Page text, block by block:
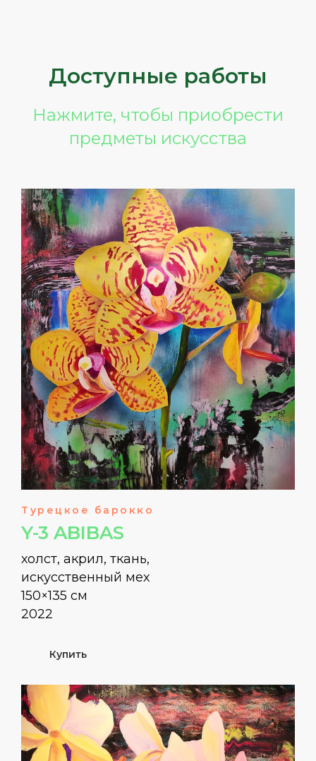
Доступные работы
Нажмите, чтобы приобрести
предметы искусства
Турецкое барокко
Y-3 ABIBAS
холст, акрил, ткань,
искусственный мех
150×135 см
2022
Купить